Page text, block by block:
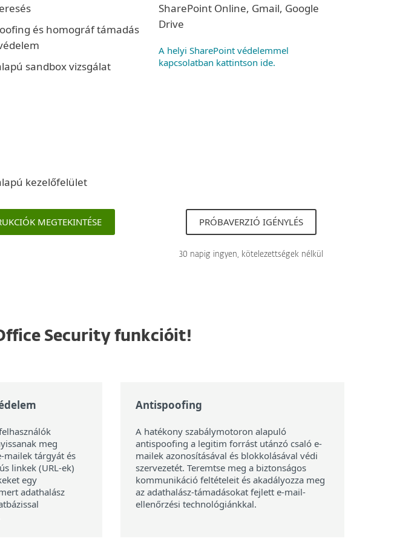
és homográf támadás
sandbox vizsgálat
kezelőfelület
SharePoint Online, Gmail, Google
Drive
A helyi SharePoint védelemmel
kapcsolatban kattintson ide.
MEGTEKINTÉSE PRÓBAVERZIÓ IGÉNYLÉS
30 napig ingyen, kötelezettségek nélkül
Office Security funkcióit!
meg
mailek tárgyát és
linkek (URL-ek)
egy
adathalász
Antispoofing
A hatékony szabálymotoron alapuló
antispoofing a legitim forrást utánzó csaló e-
mailek azonosításával és blokkolásával védi
szervezetét. Teremtse meg a biztonságos
kommunikáció feltételeit és akadályozza meg
az adathalász-támadásokat fejlett e-mail-
ellenőrzési technológiánkkal.